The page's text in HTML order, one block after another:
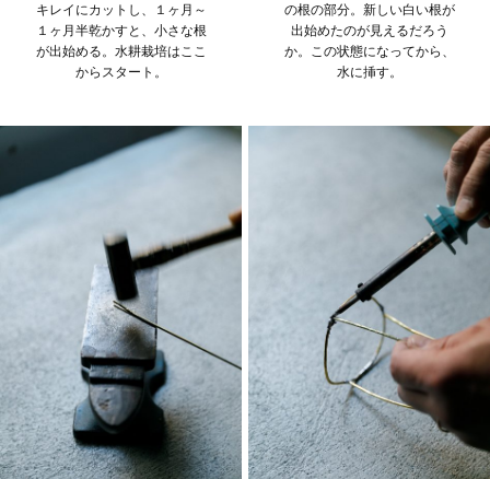
キレイにカットし、１ヶ月～
１ヶ月半乾かすと、小さな根
が出始める。水耕栽培はここ
からスタート。
の根の部分。新しい白い根が
出始めたのが見えるだろう
か。この状態になってから、
水に挿す。